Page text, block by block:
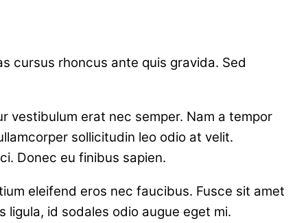
cursus rhoncus ante quis gravida. Sed
vestibulum erat nec semper. Nam a tempor
sollicitudin leo odio at velit.
Donec eu finibus sapien.
eleifend eros nec faucibus. Fusce sit amet
id sodales odio augue eget mi.